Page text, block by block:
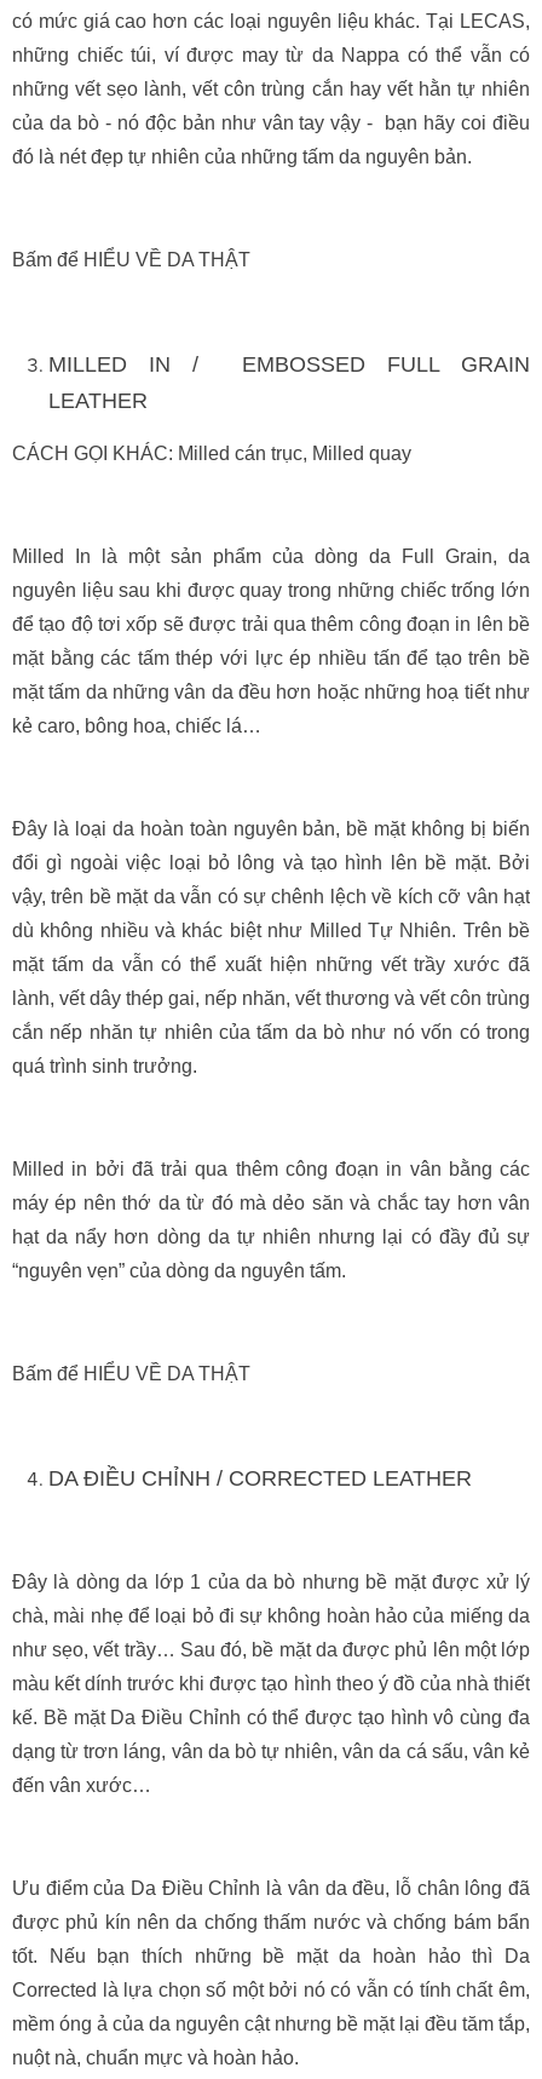
có mức giá cao hơn các loại nguyên liệu khác. Tại LECAS,
những chiếc túi, ví được may từ da Nappa có thể vẫn có
những vết sẹo lành, vết côn trùng cắn hay vết hằn tự nhiên
của da bò - nó độc bản như vân tay vậy - bạn hãy coi điều
đó là nét đẹp tự nhiên của những tấm da nguyên bản.
Bấm để HIỂU VỀ DA THẬT
MILLED IN / EMBOSSED FULL GRAIN
LEATHER
CÁCH GỌI KHÁC: Milled cán trục, Milled quay
Milled In là một sản phẩm của dòng da Full Grain, da
nguyên liệu sau khi được quay trong những chiếc trống lớn
để tạo độ tơi xốp sẽ được trải qua thêm công đoạn in lên bề
mặt bằng các tấm thép với lực ép nhiều tấn để tạo trên bề
mặt tấm da những vân da đều hơn hoặc những hoạ tiết như
kẻ caro, bông hoa, chiếc lá…
Đây là loại da hoàn toàn nguyên bản, bề mặt không bị biến
đổi gì ngoài việc loại bỏ lông và tạo hình lên bề mặt. Bởi
vậy, trên bề mặt da vẫn có sự chênh lệch về kích cỡ vân hạt
dù không nhiều và khác biệt như Milled Tự Nhiên. Trên bề
mặt tấm da vẫn có thể xuất hiện những vết trầy xước đã
lành, vết dây thép gai, nếp nhăn, vết thương và vết côn trùng
cắn nếp nhăn tự nhiên của tấm da bò như nó vốn có trong
quá trình sinh trưởng.
Milled in bởi đã trải qua thêm công đoạn in vân bằng các
máy ép nên thớ da từ đó mà dẻo săn và chắc tay hơn vân
hạt da nẩy hơn dòng da tự nhiên nhưng lại có đầy đủ sự
“nguyên vẹn” của dòng da nguyên tấm.
Bấm để HIỂU VỀ DA THẬT
DA ĐIỀU CHỈNH / CORRECTED LEATHER
Đây là dòng da lớp 1 của da bò nhưng bề mặt được xử lý
chà, mài nhẹ để loại bỏ đi sự không hoàn hảo của miếng da
như sẹo, vết trầy… Sau đó, bề mặt da được phủ lên một lớp
màu kết dính trước khi được tạo hình theo ý đồ của nhà thiết
kế. Bề mặt Da Điều Chỉnh có thể được tạo hình vô cùng đa
dạng từ trơn láng, vân da bò tự nhiên, vân da cá sấu, vân kẻ
đến vân xước…
Ưu điểm của Da Điều Chỉnh là vân da đều, lỗ chân lông đã
được phủ kín nên da chống thấm nước và chống bám bẩn
tốt. Nếu bạn thích những bề mặt da hoàn hảo thì Da
Corrected là lựa chọn số một bởi nó có vẫn có tính chất êm,
mềm óng ả của da nguyên cật nhưng bề mặt lại đều tăm tắp,
nuột nà, chuẩn mực và hoàn hảo.